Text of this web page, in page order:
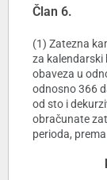
Član 6.
(1) Zatezna
za kalendarski
obaveza u
odnosno 366
od sto i
obračunate
perioda,